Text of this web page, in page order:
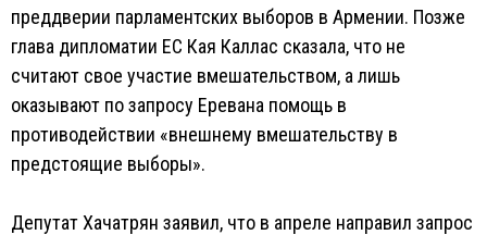
преддверии парламентских выборов в Армении. Позже
глава дипломатии ЕС Кая Каллас сказала, что не
считают свое участие вмешательством, а лишь
оказывают по запросу Еревана помощь в
противодействии «внешнему вмешательству в
предстоящие выборы».
Депутат Хачатрян заявил, что в апреле направил запрос